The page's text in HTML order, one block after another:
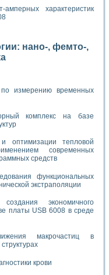
характеристик
нано-, фемто-,
по измерению временных
комплекс на базе
оптимизации тепловой
современных
средств
функциональных
экстраполяции
экономичного
платы USB 6008 в среде
макрочастиц в
крови